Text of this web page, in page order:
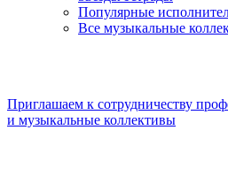
Популярные
Все музыкальные
Приглашаем к сотрудничеству
и музыкальные коллективы